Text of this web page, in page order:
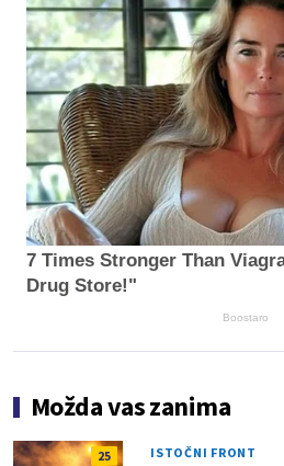
7 Times Stronger Than
Drug Store!"
Boostaro
Možda vas zanima
25 ISTOČNI FRONT